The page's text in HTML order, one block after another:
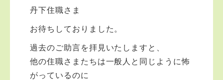
丹下住職さま
お待ちしておりました。
過去のご助言を拝見いたしますと、
他の住職さまたちは一般人と同じように怖
がっているのに